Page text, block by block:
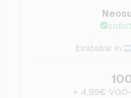
Einlösbar in:
+ 4,99€